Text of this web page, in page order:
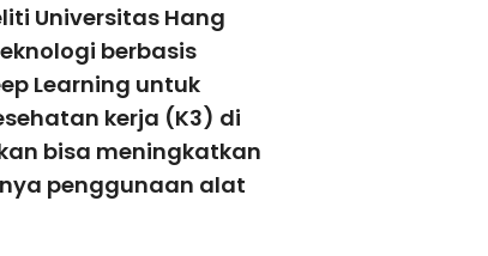
Universitas Hang
berbasis
Learning untuk
kerja (K3) di
bisa meningkatkan
penggunaan alat